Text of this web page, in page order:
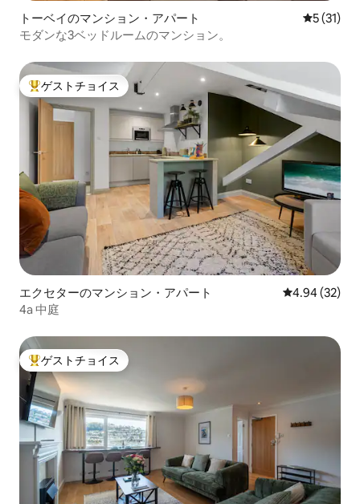
トーベイのマンション・アパート レビュー
5 (31)
モダンな3ベッドルームのマンション。
大好評のゲストチョイスです。
ゲストチョイス
エクセターのマンション・アパート レビュー32
4.94 (32)
4a 中庭
大好評のゲストチョイスです。
ゲストチョイス